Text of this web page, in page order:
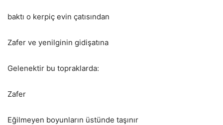
baktı o kerpiç evin çatısından
Zafer ve yenilginin gidişatına
Gelenektir bu topraklarda:
Zafer
Eğilmeyen boyunların üstünde taşınır